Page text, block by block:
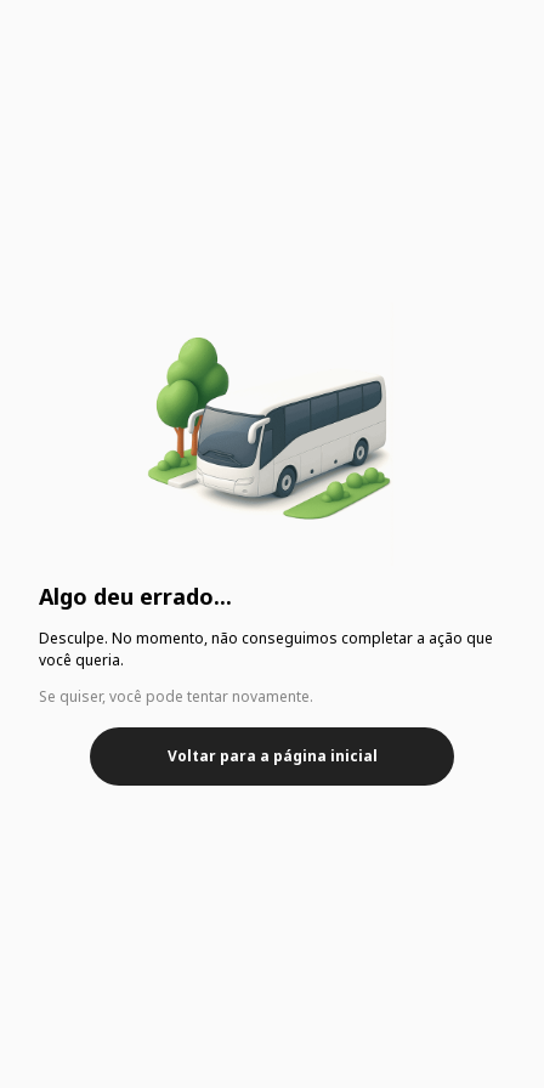
Algo deu errado...
Desculpe. No momento, não conseguimos completar a ação que
você queria.
Se quiser, você pode tentar novamente.
Voltar para a página inicial